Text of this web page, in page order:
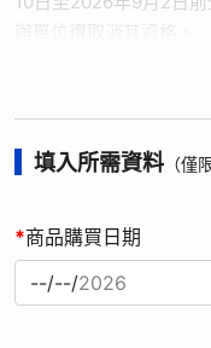
2. 贈品以實物為主，圖
3. 活動內容：購買指定
禮】活動網站，選擇商
名、聯絡方式、購買通
後30個工作天內 (不含
4. 台灣松下銷售股份有
錄送好禮」 (以下簡稱
填入所需資料（僅
*商品購買日期